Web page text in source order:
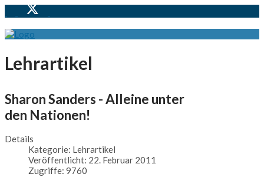
Lehrartikel
Sharon Sanders - Alleine unter
den Nationen!
Details
Kategorie: Lehrartikel
Veröffentlicht: 22. Februar 2011
Zugriffe: 9760